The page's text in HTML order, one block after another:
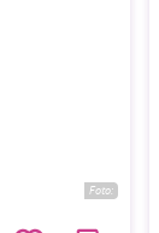
Foto: